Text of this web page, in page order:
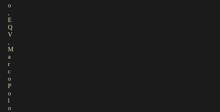
o
,
E
Q
V
,
M
a
r
c
o
P
o
l
o